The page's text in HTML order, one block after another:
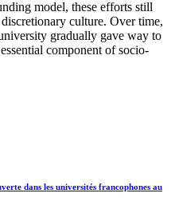
model, these efforts still
culture. Over time,
gradually gave way to
component of socio-
dans les universités francophones au